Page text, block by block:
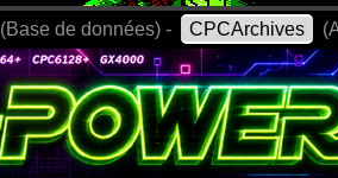
(Base de données) - CPCArchives